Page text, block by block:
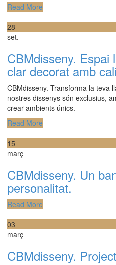
Read More
28
set.
CBMdisseny. Espai
clar decorat amb
CBMdisseny. Transforma la teva
nostres dissenys són exclusius,
crear ambients únics.
Read More
15
març
CBMdisseny. Un
personalitat.
Read More
03
març
CBMdisseny.